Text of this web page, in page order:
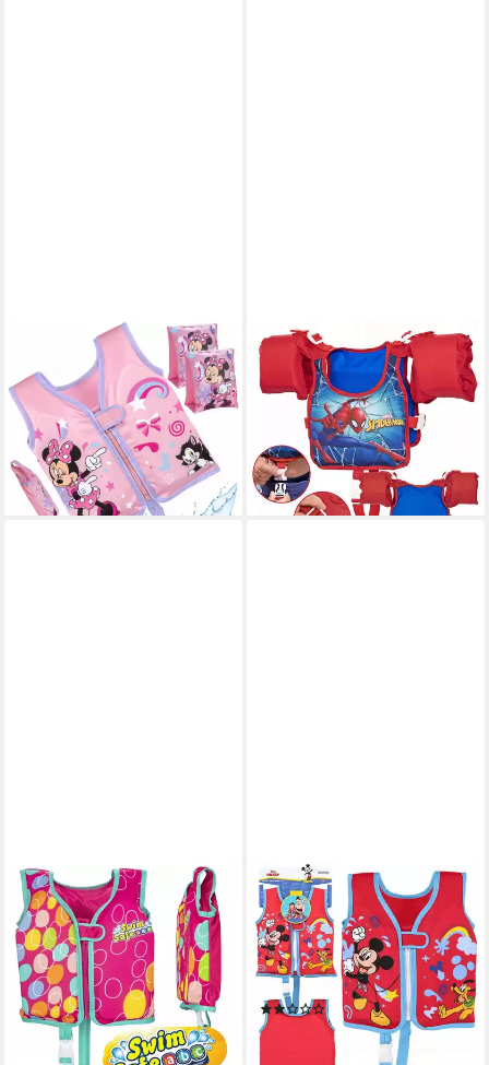
Schwimmweste Bestway
Minnie Maus Schwimmweste
& Schwimmflügel Set 2-in-1
55,90 €
lieferbar - in 6-8 Werktagen bei dir
BESTWAY
Schwimmweste Bestway
Schwimmweste "Spider-Man"
für Kinder 3-6 Jahre (19-
30kg)
49,90 €
lieferbar - in 6-8 Werktagen bei dir
FESTIVALARTIKEL
Schwimmweste Bestway
Kinder Schwimmweste Kapok
11-19kg S/M UV-Schutz
39,90 €
lieferbar - in 6-8 Werktagen bei dir
BESTWAY
Schwimmweste Bestway
Schwimmweste für Kinder 11-
19kg, UV-Schutz, Komfort,
Größe S/M
(1)
39,90 €
lieferbar - in 6-8 Werktagen bei dir